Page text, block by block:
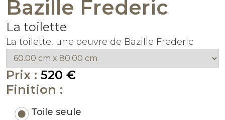
Bazille Frederic
La toilette
La toilette, une oeuvre de Bazille Frederic
Prix : 520 €
Finition :
Toile seule